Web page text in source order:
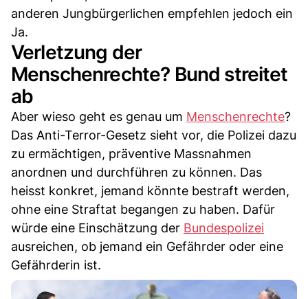
anderen Jungbürgerlichen empfehlen jedoch ein
Ja.
Verletzung der
Menschenrechte? Bund streitet
ab
Aber wieso geht es genau um Menschenrechte?
Das Anti-Terror-Gesetz sieht vor, die Polizei dazu
zu ermächtigen, präventive Massnahmen
anordnen und durchführen zu können. Das
heisst konkret, jemand könnte bestraft werden,
ohne eine Straftat begangen zu haben. Dafür
würde eine Einschätzung der Bundespolizei
ausreichen, ob jemand ein Gefährder oder eine
Gefährderin ist.